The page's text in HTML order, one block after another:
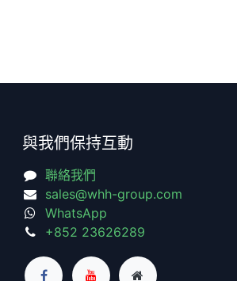
與我們保持互動
聯絡我們
sales@whh-group.com
WhatsApp
+852 23626289